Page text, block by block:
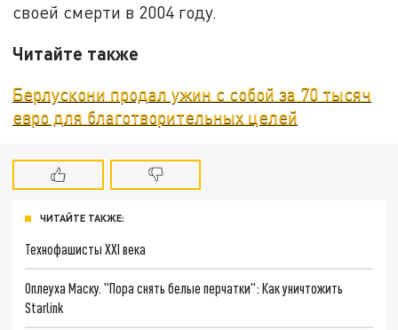
своей смерти в 2004 году.
Читайте также
Берлускони продал ужин с собой за 70 тысяч
евро для благотворительных целей
ЧИТАЙТЕ ТАКЖЕ:
Технофашисты XXI века
Оплеуха Маску. "Пора снять белые перчатки": Как уничтожить
Starlink